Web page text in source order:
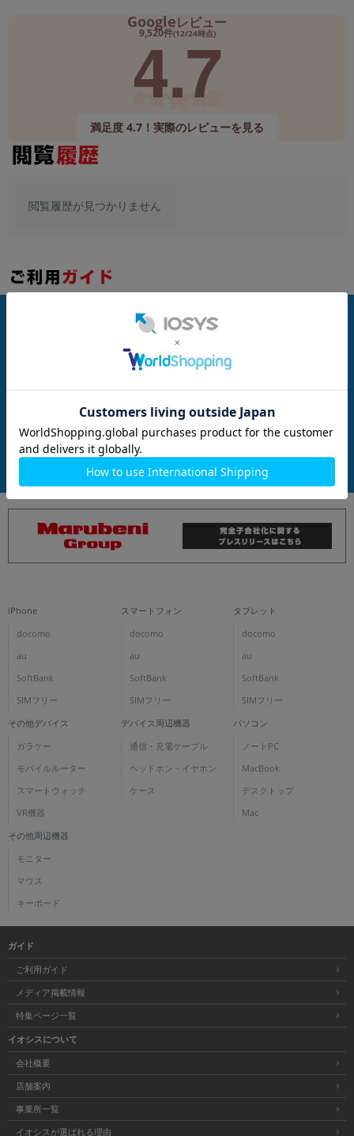
Googleレビュー
9,520件(12/24時点)
4.7
満足度 4.7！実際のレビューを見る
閲覧履歴が見つかりません
お支払い方法
商品について
iPhone
docomo
au
SoftBank
SIMフリー
スマートフォン
docomo
au
SoftBank
SIMフリー
タブレット
docomo
au
SoftBank
SIMフリー
その他デバイス
ガラケー
モバイルルーター
スマートウォッチ
VR機器
デバイス周辺機器
通信・充電ケーブル
ヘッドホン・イヤホン
ケース
パソコン
ノートPC
MacBook
デスクトップ
Mac
その他周辺機器
モニター
マウス
キーボード
ガイド
ご利用ガイド
メディア掲載情報
特集ページ一覧
イオシスについて
会社概要
店舗案内
事業所一覧
イオシスが選ばれる理由
年 月 まで
各項目のチェックボックスは「or検索」となります。